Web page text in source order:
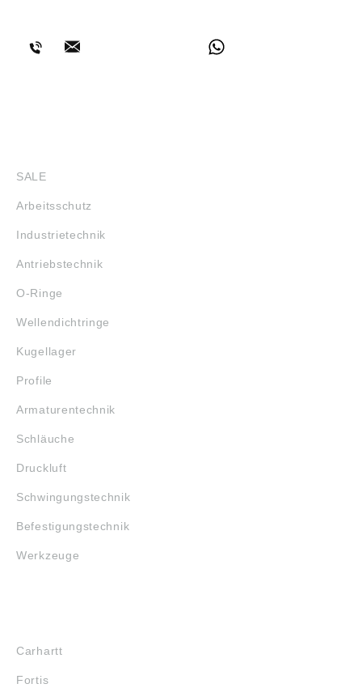
SALE
Arbeitsschutz
Industrietechnik
Antriebstechnik
O-Ringe
Wellendichtringe
Kugellager
Profile
Armaturentechnik
Schläuche
Druckluft
Schwingungstechnik
Befestigungstechnik
Werkzeuge
Carhartt
Fortis